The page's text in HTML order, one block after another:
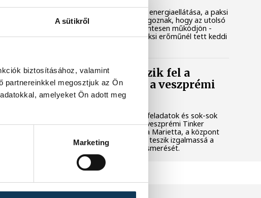
A sütikről
biztosításához, valamint
partnereinkkel megosztjuk az Ön
amelyeket Ön adott meg
Marketing
Jelenleg stabil Magyarország energiaellátása, a paksi
erőmű munkatársai azon dolgoznak, hogy az utolsó
még termelő turbina hibamentesen működjön -
közölte a miniszterelnök a paksi erőműnél tett keddi
Játék közben fedezik fel a
tudomány világát a veszprémi
gyerekek
Látványos kísérletek, kreatív feladatok és sok-sok
élmény várja a gyerekeket a veszprémi Tinker
Labsben. Videónkban Balassa Marietta, a központ
vezetője mutatja be, hogyan teszik izgalmassá a
természettudományok megismerését.